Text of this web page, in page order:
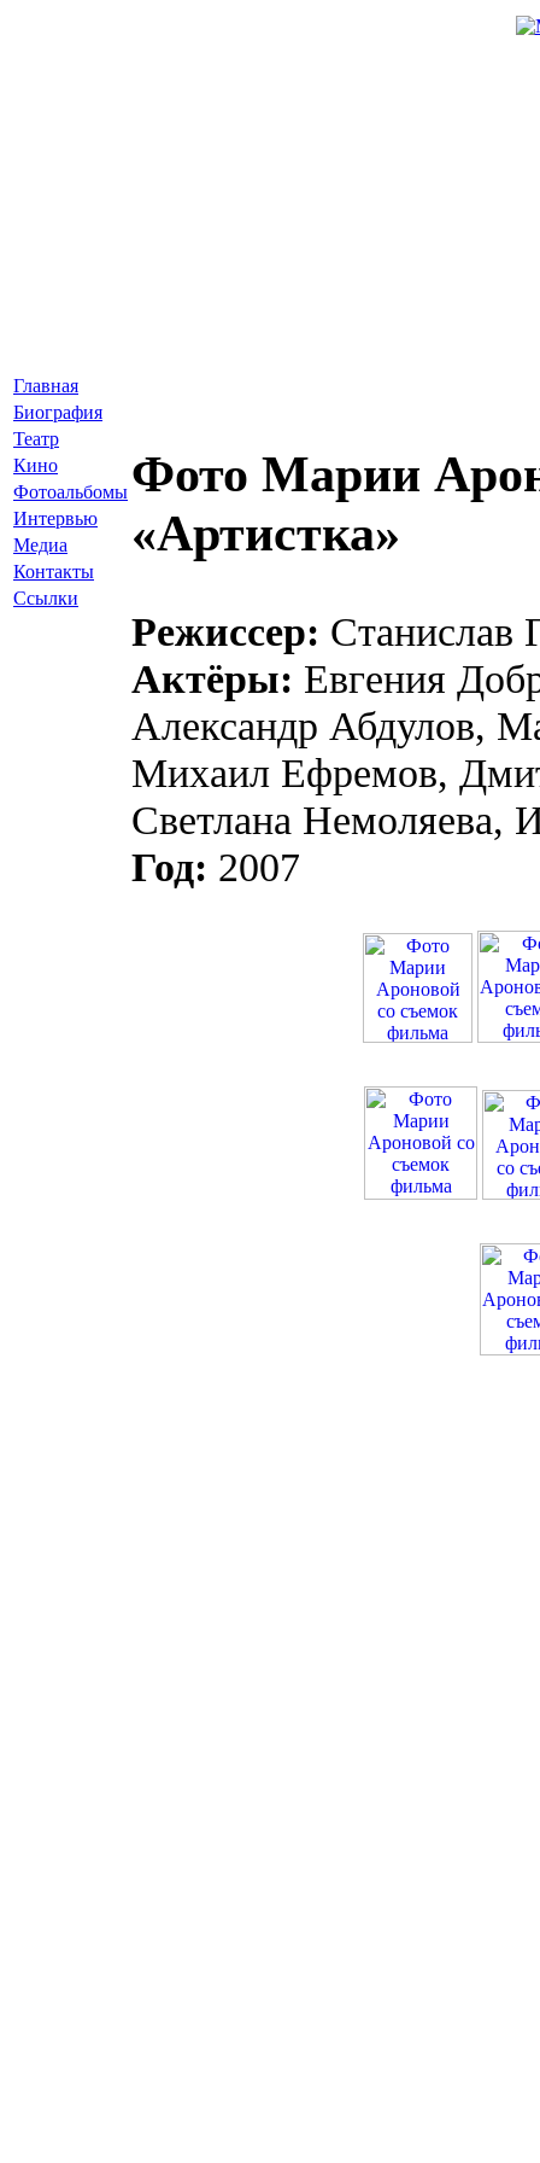
Главная
Биография
Театр
Кино
Фотоальбомы
Интервью
Медиа
Контакты
Ссылки
Фото Марии
«Артистка»
Режиссер: Cтаниcлaв
Актёры: Евгения
Александр Абдулов,
Михаил Ефремов,
Светлана Немоляева,
Год: 2007